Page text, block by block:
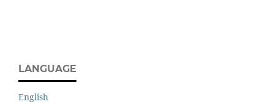
LANGUAGE
English